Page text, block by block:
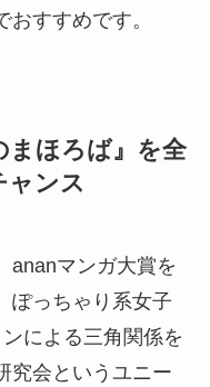
すすめです。
まほろば』を全
ャンス
ananマンガ大賞を
ぽっちゃり系女子
による三角関係を
究会というユニー